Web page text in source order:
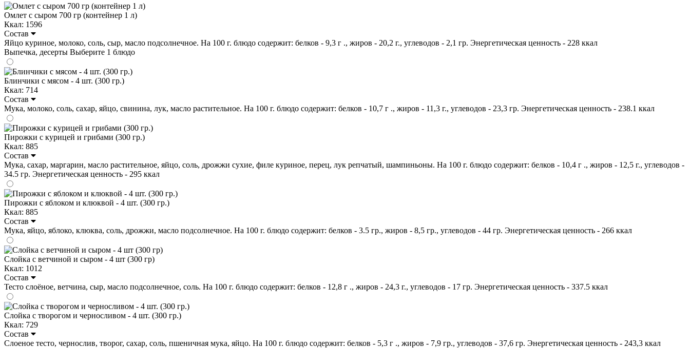
Омлет с сыром 700 гр (контейнер 1 л)
Ккал: 1596
Состав
Яйцо куриное, молоко, соль, сыр, масло подсолнечное. На 100 г. блюдо содержит: белков - 9,3 г ., жиров - 20,2 г., углеводов - 2,1 гр. Энергетическая ценность - 228 ккал
Выпечка, десерты Выберите 1 блюдо
Блинчики с мясом - 4 шт. (300 гр.)
Ккал: 714
Состав
Мука, молоко, соль, сахар, яйцо, свинина, лук, масло растительное. На 100 г. блюдо содержит: белков - 10,7 г ., жиров - 11,3 г., углеводов - 23,3 гр. Энергетическая ценность - 238.1 ккал
Пирожки с курицей и грибами (300 гр.)
Ккал: 885
Состав
Мука, сахар, маргарин, масло растительное, яйцо, соль, дрожжи сухие, филе куриное, перец, лук репчатый, шампиньоны. На 100 г. блюдо содержит: белков - 10,4 г ., жиров - 12,5 г., углеводов -
34.5 гр. Энергетическая ценность - 295 ккал
Пирожки с яблоком и клюквой - 4 шт. (300 гр.)
Ккал: 885
Состав
Мука, яйцо, яблоко, клюква, соль, дрожжи, масло подсолнечное. На 100 г. блюдо содержит: белков - 3.5 гр., жиров - 8,5 гр., углеводов - 44 гр. Энергетическая ценность - 266 ккал
Слойка с ветчиной и сыром - 4 шт (300 гр)
Ккал: 1012
Состав
Тесто слоёное, ветчина, сыр, масло подсолнечное, соль. На 100 г. блюдо содержит: белков - 12,8 г ., жиров - 24,3 г., углеводов - 17 гр. Энергетическая ценность - 337.5 ккал
Слойка с творогом и черносливом - 4 шт. (300 гр.)
Ккал: 729
Состав
Слоеное тесто, чернослив, творог, сахар, соль, пшеничная мука, яйцо. На 100 г. блюдо содержит: белков - 5,3 г ., жиров - 7,9 гр., углеводов - 37,6 гр. Энергетическая ценность - 243,3 ккал